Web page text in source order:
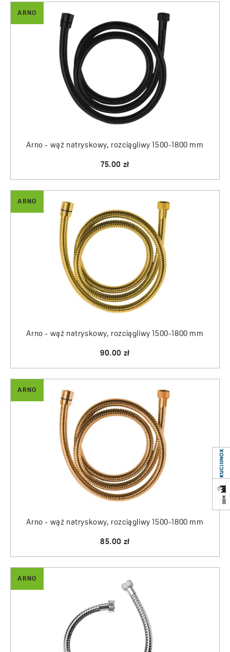
ARNO
Arno - wąż natryskowy, rozciągliwy 1500-1800 mm
75.00 zł
ARNO
Arno - wąż natryskowy, rozciągliwy 1500-1800 mm
90.00 zł
ARNO
Arno - wąż natryskowy, rozciągliwy 1500-1800 mm
85.00 zł
ARNO